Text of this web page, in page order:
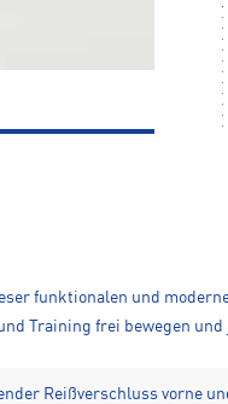
funktionalen und
Training frei bewegen
Reißverschluss vorne